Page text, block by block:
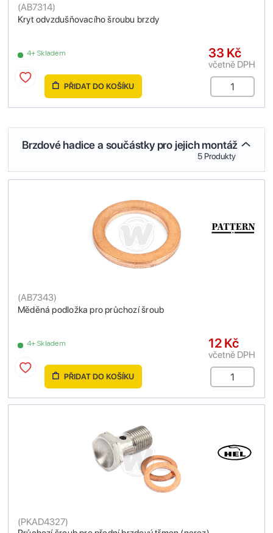
Kryt odvzdušňovacího šroubu brzdy
(AB7314)
4+ Skladem 33 Kč
včetně DPH
PŘIDAT DO KOŠÍKU
Brzdové hadice a součástky pro jejich montáž
5 Produkty
Měděná podložka pro průchozí šroub
(AB7343)
4+ Skladem 12 Kč
včetně DPH
PŘIDAT DO KOŠÍKU
(PKAD4327)